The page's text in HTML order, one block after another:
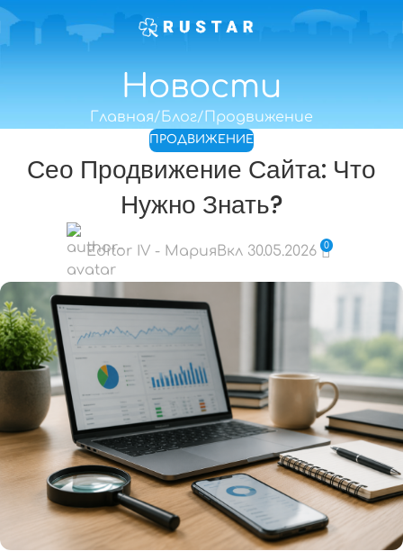
Новости
Главная Блог Продвижение
ПРОДВИЖЕНИЕ
Сео Продвижение Сайта: Что
Нужно Знать?
Editor IV - Мария Вкл 30.05.2026 0